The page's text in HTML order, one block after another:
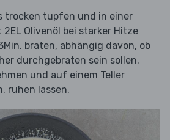
trocken tupfen und in einer
Olivenöl bei starker Hitze
braten, abhängig davon, ob
durchgebraten sein sollen.
und auf einem Teller
ruhen lassen.